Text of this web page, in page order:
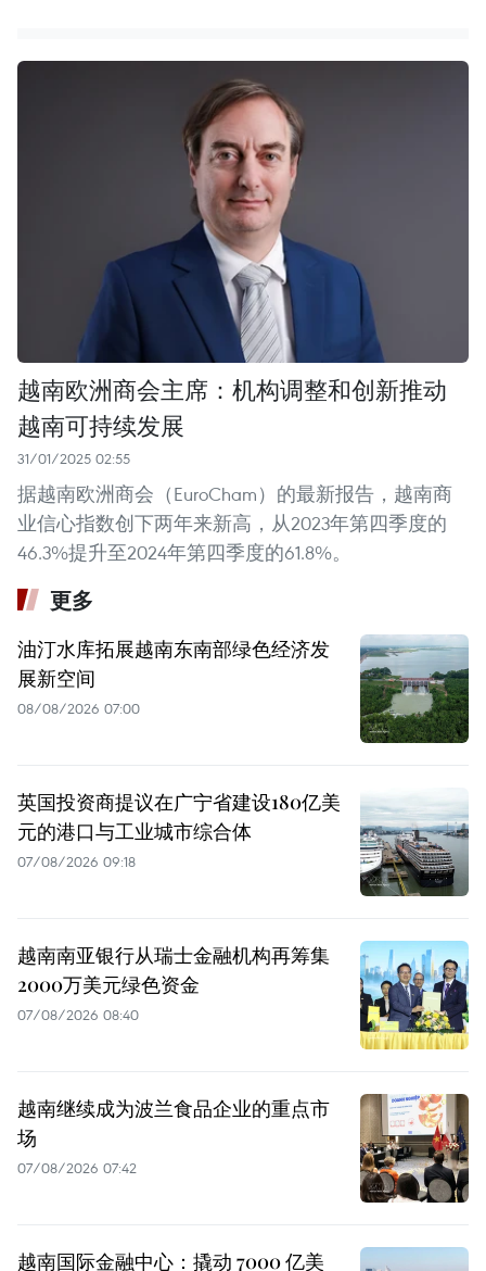
越南欧洲商会主席：机构调整和创新推动
越南可持续发展
31/01/2025 02:55
据越南欧洲商会（EuroCham）的最新报告，越南商
业信心指数创下两年来新高，从2023年第四季度的
46.3%提升至2024年第四季度的61.8%。
更多
油汀水库拓展越南东南部绿色经济发
展新空间
08/08/2026 07:00
英国投资商提议在广宁省建设180亿美
元的港口与工业城市综合体
07/08/2026 09:18
越南南亚银行从瑞士金融机构再筹集
2000万美元绿色资金
07/08/2026 08:40
越南继续成为波兰食品企业的重点市
场
07/08/2026 07:42
越南国际金融中心：撬动 7000 亿美